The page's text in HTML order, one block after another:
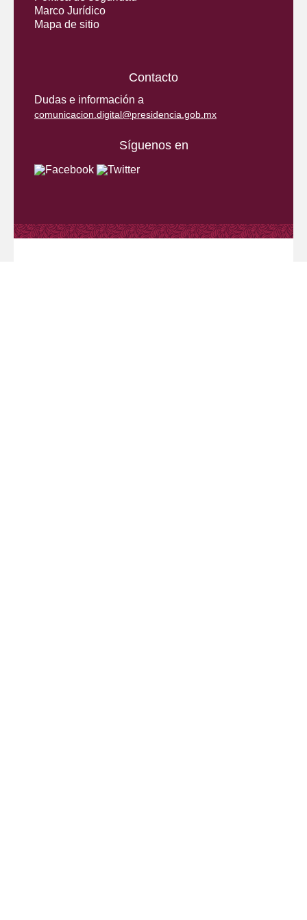
Marco Jurídico
Mapa de sitio
Contacto
Dudas e información a
comunicacion.digital@presidencia.gob.mx
Síguenos en